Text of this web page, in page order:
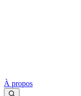
À propos